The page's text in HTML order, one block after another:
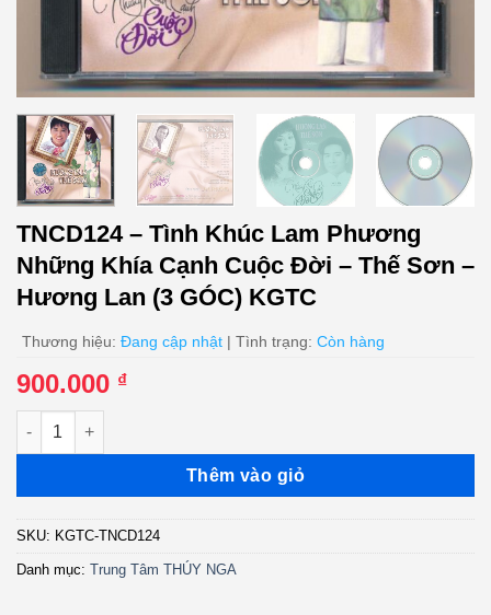
TNCD124 – Tình Khúc Lam Phương
Những Khía Cạnh Cuộc Đời – Thế Sơn –
Hương Lan (3 GÓC) KGTC
Thương hiệu: Đang cập nhật | Tình trạng: Còn hàng
900.000 ₫
TNCD124 - Tình Khúc Lam Phương Những Khía Cạnh Cuộc
Thêm vào giỏ
SKU: KGTC-TNCD124
Danh mục: Trung Tâm THÚY NGA